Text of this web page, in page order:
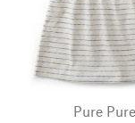
Pure Pure